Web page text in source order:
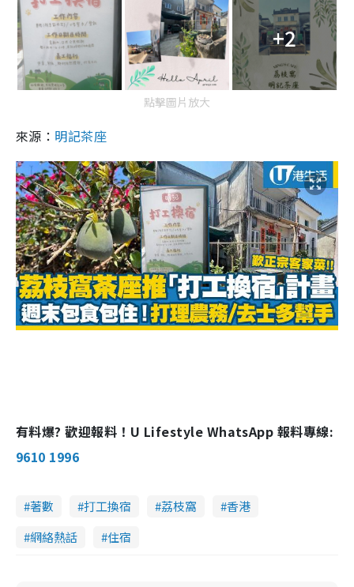
+2
點擊圖片放大
來源： 明記茶座
有料爆? 歡迎報料！U Lifestyle WhatsApp 報料專線:
9610 1996
著數 打工換宿 荔枝窩
香港
網絡熱話
住宿